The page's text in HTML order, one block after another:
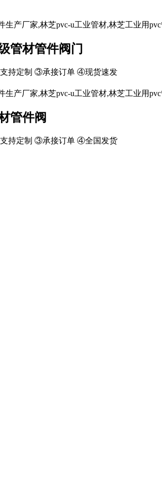
管材管件阀门
持定制 ③承接订单 ④现货速发
管件阀
持定制 ③承接订单 ④全国发货